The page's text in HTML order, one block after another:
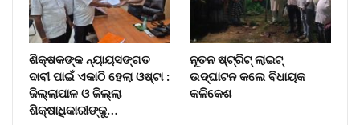
ଶିକ୍ଷକଙ୍କ ନ୍ୟାୟସଙ୍ଗତ
ଦାବୀ ପାଇଁ ଏକାଠି ହେଲା ଓଷ୍ଟା :
ଜିଲ୍ଲାପାଳ ଓ ଜିଲ୍ଲା
ଶିକ୍ଷାଧିକାରୀଙ୍କୁ…
ନୂତନ ଷ୍ଟ୍ରିଟ୍ ଲାଇଟ୍‌
ଉଦ୍‌ଘାଟନ କଲେ ବିଧାୟକ
କଳିକେଶ